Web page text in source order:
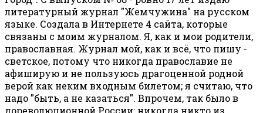
литературный журнал "Жемчужина" на русском
языке. Создала в Интернете 4 сайта, которые
связаны с моим журналом. Я, как и мои родители,
православная. Журнал мой, как и всё, что пишу -
светское, потому что никогда православие не
афиширую и не пользуюсь драгоценной родной
верой как неким входным билетом; я считаю, что
надо "быть, а не казаться". Впрочем, так было в
дореволюционной России: никогда никто из